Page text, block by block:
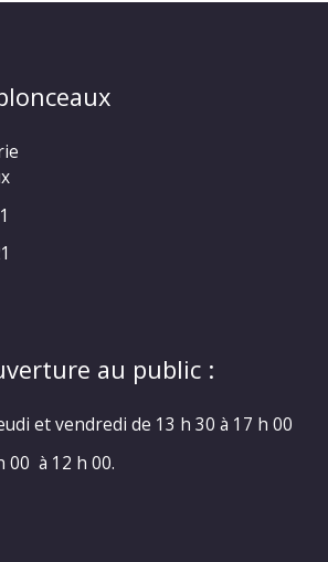
au public :
et vendredi de 13 h 30 à 17 h 00
00 à 12 h 00.